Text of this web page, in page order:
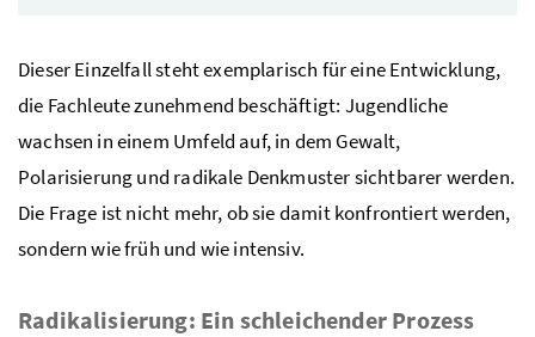
Dieser Einzelfall steht exemplarisch für eine Entwicklung,
die Fachleute zunehmend beschäftigt: Jugendliche
wachsen in einem Umfeld auf, in dem Gewalt,
Polarisierung und radikale Denkmuster sichtbarer werden.
Die Frage ist nicht mehr, ob sie damit konfrontiert werden,
sondern wie früh und wie intensiv.
Radikalisierung: Ein schleichender Prozess